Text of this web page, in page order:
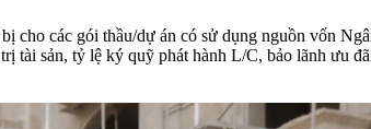
cho các gói thầu/dự án có sử dụng nguồn vốn
sản, tỷ lệ ký quỹ phát hành L/C, bảo lãnh ưu